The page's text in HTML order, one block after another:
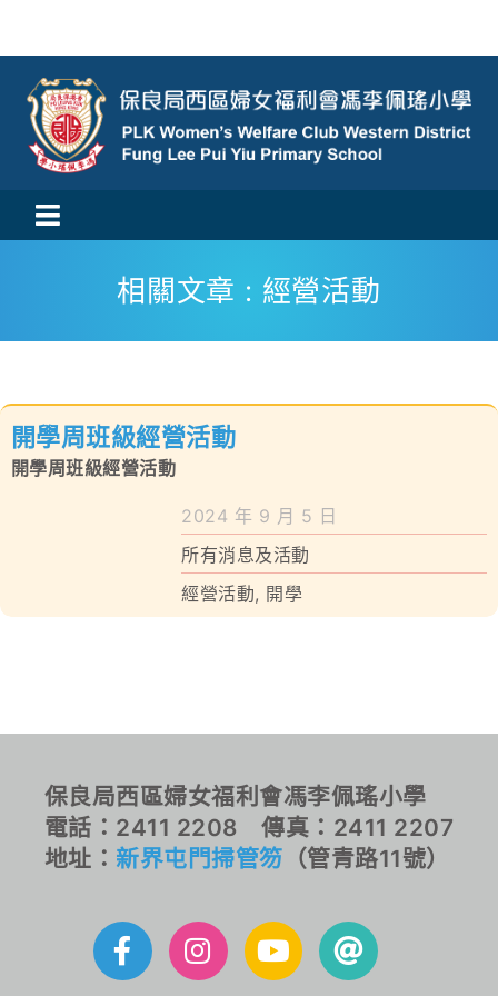
content
Toggle
Navigation
活動消息
校風及學生支援
對外聯繫
相關文章 : 經營活動
開學周班級經營活動
開學周班級經營活動
2024 年 9 月 5 日
所有消息及活動
經營活動, 開學
保良局西區婦女福利會馮李佩瑤小學
電話：2411 2208 傳真：2411 2207
地址： 新界屯門掃管笏 （管青路11號）